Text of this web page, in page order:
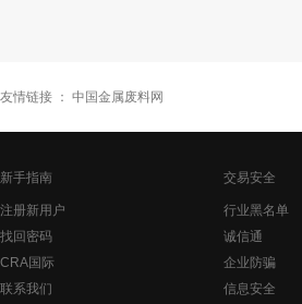
友情链接 ： 中国金属废料网
新手指南
注册新用户
找回密码
CRA国际
联系我们
交易安全
行业黑名单
诚信通
企业防骗
信息安全